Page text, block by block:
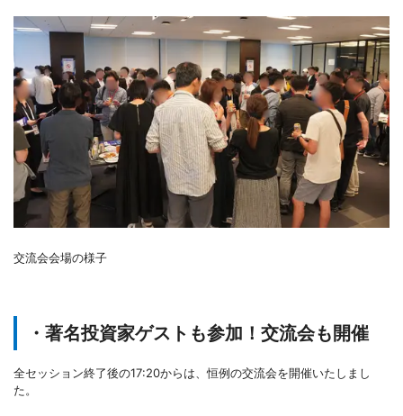
交流会会場の様子
・著名投資家ゲストも参加！交流会も開催
全セッション終了後の17:20からは、恒例の交流会を開催いたしまし
た。